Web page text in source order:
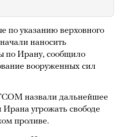
по указанию верховного
наносить
по Ирану, сообщило
вооруженных сил
назвали дальнейшее
угрожать свободе
проливе.